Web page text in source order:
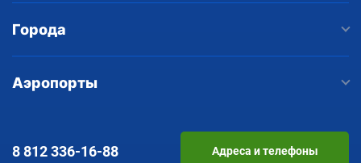
Города
Аэропорты
8 812336-16-88 Адреса и телефоны